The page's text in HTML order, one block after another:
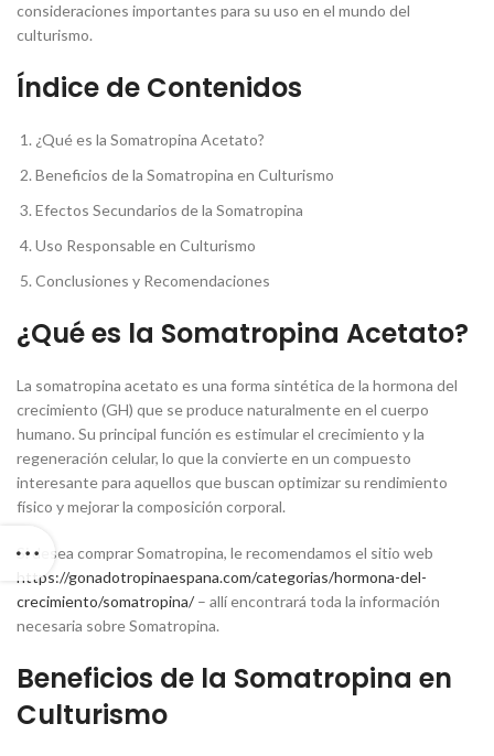
consideraciones importantes para su uso en el mundo del
culturismo.
Índice de Contenidos
¿Qué es la Somatropina Acetato?
Beneficios de la Somatropina en Culturismo
Efectos Secundarios de la Somatropina
Uso Responsable en Culturismo
Conclusiones y Recomendaciones
¿Qué es la Somatropina Acetato?
La somatropina acetato es una forma sintética de la hormona del
crecimiento (GH) que se produce naturalmente en el cuerpo
humano. Su principal función es estimular el crecimiento y la
regeneración celular, lo que la convierte en un compuesto
interesante para aquellos que buscan optimizar su rendimiento
físico y mejorar la composición corporal.
Si desea comprar Somatropina, le recomendamos el sitio web
https://gonadotropinaespana.com/categorias/hormona-del-
crecimiento/somatropina/– allí encontrará toda la información
necesaria sobre Somatropina.
Beneficios de la Somatropina en
Culturismo